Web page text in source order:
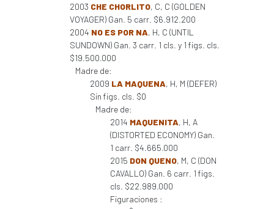
2003 CHE CHORLITO, C, C (GOLDEN
VOYAGER) Gan. 5 carr. $6.912.200
2004 NO ES POR NA, H, C (UNTIL
SUNDOWN) Gan. 3 carr. 1 cls. y 1 figs. cls.
$19.500.000
Madre de:
2009 LA MAQUENA, H, M (DEFER)
Sin figs. cls. $0
Madre de:
2014 MAQUENITA, H, A
(DISTORTED ECONOMY) Gan.
1 carr. $4.665.000
2015 DON QUENO, M, C (DON
CAVALLO) Gan. 6 carr. 1 figs.
cls. $22.989.000
Figuraciones :